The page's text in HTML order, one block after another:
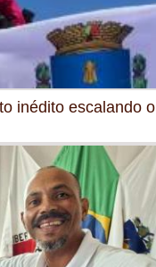
inédito escalando o